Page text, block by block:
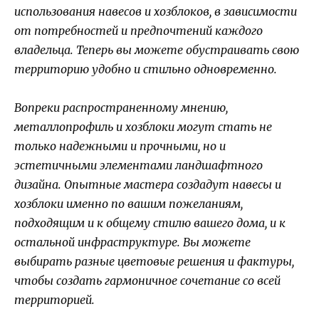
использования навесов и хозблоков, в зависимости
от потребностей и предпочтений каждого
владельца. Теперь вы можете обустраивать свою
территорию удобно и стильно одновременно.
Вопреки распространенному мнению,
металлопрофиль и хозблоки могут стать не
только надежными и прочными, но и
эстетичными элементами ландшафтного
дизайна. Опытные мастера создадут навесы и
хозблоки именно по вашим пожеланиям,
подходящим и к общему стилю вашего дома, и к
остальной инфраструктуре. Вы можете
выбирать разные цветовые решения и фактуры,
чтобы создать гармоничное сочетание со всей
территорией.